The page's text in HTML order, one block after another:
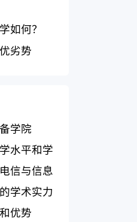
如何？
劣势
学院
水平和学
信与信息
学术实力
优势